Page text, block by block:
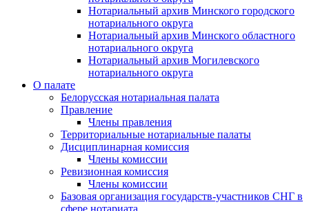
Нотариальный архив Минского городского
нотариального округа
Нотариальный архив Минского областного
нотариального округа
Нотариальный архив Могилевского
нотариального округа
О палате
Белорусская нотариальная палата
Правление
Члены правления
Территориальные нотариальные палаты
Дисциплинарная комиссия
Члены комиссии
Ревизионная комиссия
Члены комиссии
Базовая организация государств-участников СНГ в